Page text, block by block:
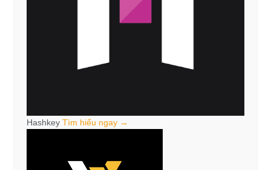
Hashkey Tìm hiểu ngay →